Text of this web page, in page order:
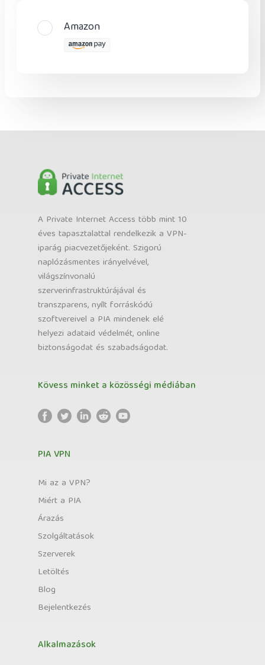
Amazon
A Private Internet Access több mint 10
éves tapasztalattal rendelkezik a VPN-
iparág piacvezetőjeként. Szigorú
naplózásmentes irányelvével,
világszínvonalú
szerverinfrastruktúrájával és
transzparens, nyílt forráskódú
szoftvereivel a PIA mindenek elé
helyezi adataid védelmét, online
biztonságodat és szabadságodat.
Kövess minket a közösségi médiában
PIA VPN
Mi az a VPN?
Miért a PIA
Árazás
Szolgáltatások
Szerverek
Letöltés
Blog
Bejelentkezés
Alkalmazások